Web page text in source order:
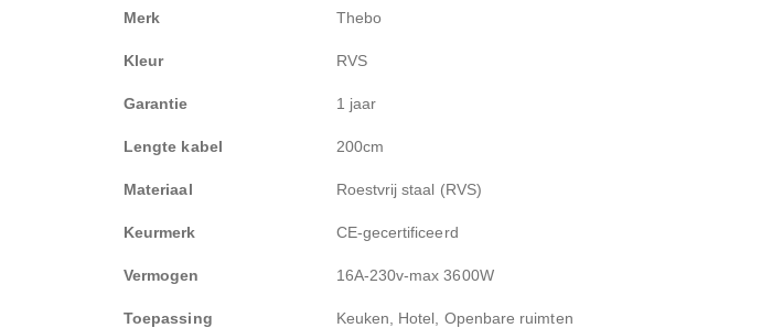
Merk Thebo
Kleur RVS
Garantie 1 jaar
Lengte kabel 200cm
Materiaal Roestvrij staal (RVS)
Keurmerk CE-gecertificeerd
Vermogen 16A-230v-max 3600W
Toepassing Keuken, Hotel, Openbare ruimten